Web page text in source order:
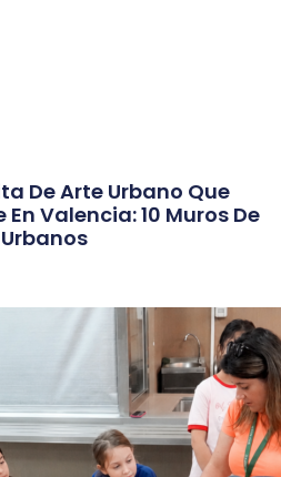
De Arte Urbano Que
Valencia: 10 Muros De